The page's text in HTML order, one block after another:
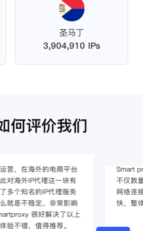
圣马丁
3,904,910 IPs
何评价我们
外的电商平台
代理这一块有
的IP代理服务
定，非常影响
很好解决了以上
值得推荐。
Smart proxy使
不仅数量大、更
网络连接速度
快，整体上来说